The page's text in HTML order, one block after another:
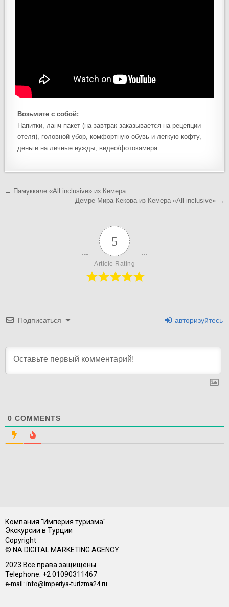
Возьмите с собой:
Напитки, ланч пакет (на завтрак заказывается на рецепции
отеля), головной убор, комфортную обувь и легкую кофту,
деньги на личные нужды, видео/фотокамера.
Навигация
← Памуккале «All inclusive» из Кемера
Демре-Мира-Кекова из Кемера «All inclusive» →
5
Article Rating
Подписаться авторизуйтесь
0 COMMENTS
Компания "Империя туризма"
Экскурсии в Турции
Copyright
© NA DIGITAL MARKETING AGENCY
2023 Все права защищены
Telephone: +2 01090311467
e-mail: info@imperiya-turizma24.ru